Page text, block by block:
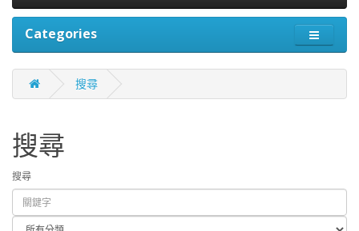
Categories
搜尋
搜尋
搜尋